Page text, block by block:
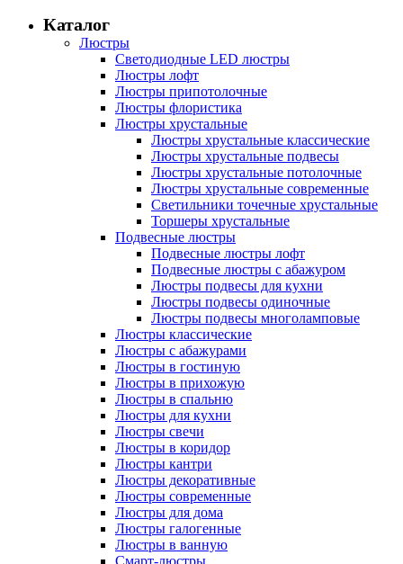
Каталог
Люстры
Светодиодные LED люстры
Люстры лофт
Люстры припотолочные
Люстры флористика
Люстры хрустальные
Люстры хрустальные классические
Люстры хрустальные подвесы
Люстры хрустальные потолочные
Люстры хрустальные современные
Светильники точечные хрустальные
Торшеры хрустальные
Подвесные люстры
Подвесные люстры лофт
Подвесные люстры с абажуром
Люстры подвесы для кухни
Люстры подвесы одиночные
Люстры подвесы многоламповые
Люстры классические
Люстры с абажурами
Люстры в гостиную
Люстры в прихожую
Люстры в спальню
Люстры для кухни
Люстры свечи
Люстры в коридор
Люстры кантри
Люстры декоративные
Люстры современные
Люстры для дома
Люстры галогенные
Люстры в ванную
Смарт-люстры